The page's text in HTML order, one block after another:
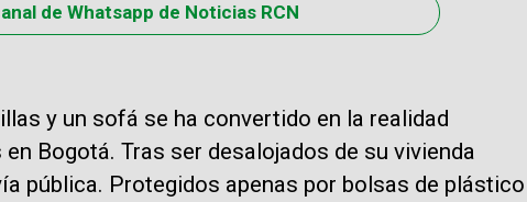
de Whatsapp de Noticias RCN
y un sofá se ha convertido en la realidad
Bogotá. Tras ser desalojados de su vivienda
pública. Protegidos apenas por bolsas de plástico